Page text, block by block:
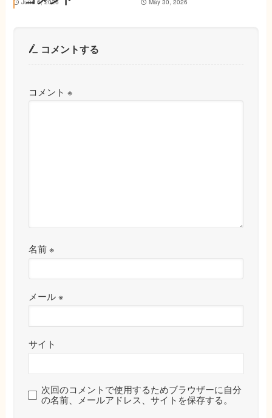
June 6, 2026 May 30, 2026
コメントする
コメント ※
名前※
メール※
サイト
次回のコメントで使用するためブラウザーに自分
の名前、メールアドレス、サイトを保存する。